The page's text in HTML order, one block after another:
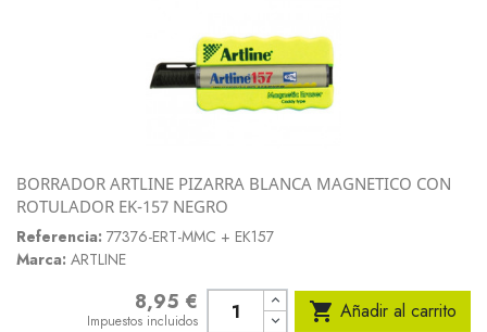
BORRADOR ARTLINE PIZARRA BLANCA MAGNETICO CON
ROTULADOR EK-157 NEGRO
Referencia: 77376-ERT-MMC + EK157
Marca: ARTLINE
8,95 €
Impuestos incluidos  Añadir al carrito